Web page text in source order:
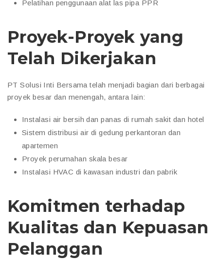
Pelatihan penggunaan alat las pipa PPR
Proyek-Proyek yang
Telah Dikerjakan
PT Solusi Inti Bersama telah menjadi bagian dari berbagai
proyek besar dan menengah, antara lain:
Instalasi air bersih dan panas di rumah sakit dan hotel
Sistem distribusi air di gedung perkantoran dan
apartemen
Proyek perumahan skala besar
Instalasi HVAC di kawasan industri dan pabrik
Komitmen terhadap
Kualitas dan Kepuasan
Pelanggan